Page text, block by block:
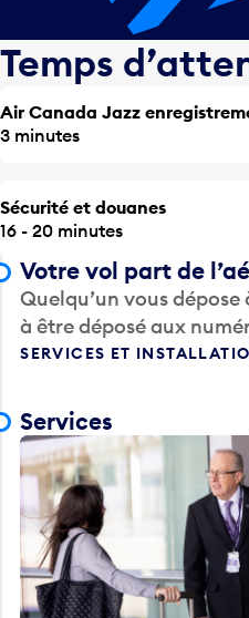
Temps
Air Canada Jazz
3 minutes
Sécurité et douanes
16 - 20 minutes
Votre vol part de
Quelqu’un vous
à être déposé aux
SERVICES ET
Services